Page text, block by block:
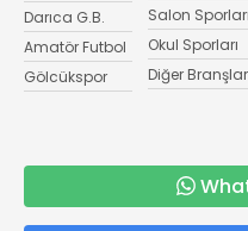
Darıca G.B.
Amatör Futbol
Gölcükspor
Salon Sporları
Okul Sporları
Diğer Branşlar